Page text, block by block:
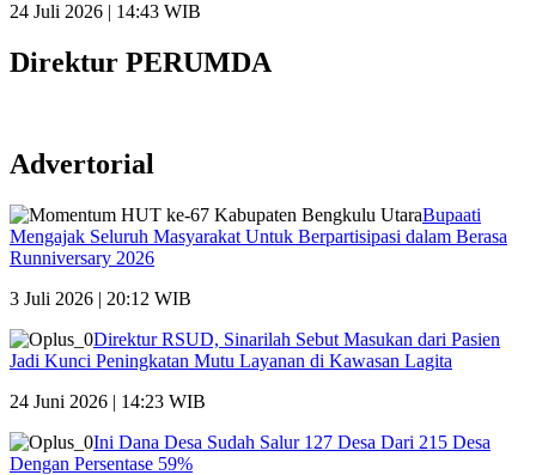
24 Juli 2026 | 14:43 WIB
Direktur PERUMDA
Advertorial
Bupaati
Mengajak Seluruh Masyarakat Untuk Berpartisipasi dalam Berasa
Runniversary 2026
3 Juli 2026 | 20:12 WIB
Direktur RSUD, Sinarilah Sebut Masukan dari Pasien
Jadi Kunci Peningkatan Mutu Layanan di Kawasan Lagita
24 Juni 2026 | 14:23 WIB
Ini Dana Desa Sudah Salur 127 Desa Dari 215 Desa
Dengan Persentase 59%